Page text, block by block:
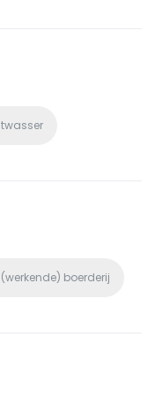
(werkende) boerderij